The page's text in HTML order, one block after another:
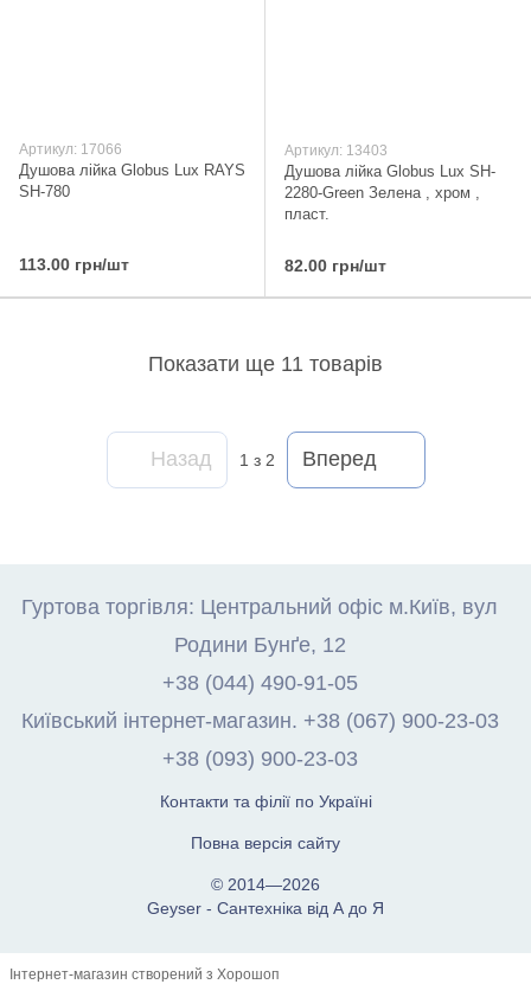
Артикул: 17066
Душова лійка Globus Lux RAYS
SH-780
113.00 грн/шт
Артикул: 13403
Душова лійка Globus Lux SH-
2280-Green Зелена , хром ,
пласт.
82.00 грн/шт
Показати ще 11 товарів
Назад 1 з 2 Вперед
Гуртова торгівля: Центральний офіс м.Київ, вул
Родини Бунґе, 12
+38 (044) 490-91-05
Київський інтернет-магазин. +38 (067) 900-23-03
+38 (093) 900-23-03
Контакти та філії по Україні
Повна версія сайту
© 2014—2026
Geyser - Сантехніка від А до Я
Інтернет-магазин створений з Хорошоп